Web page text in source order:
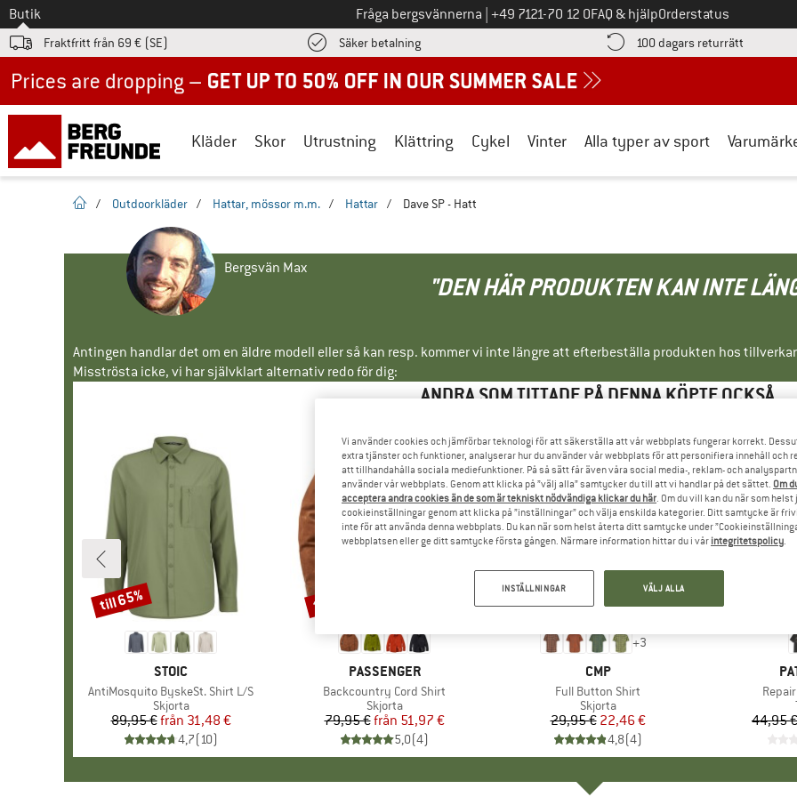
Till
Butik Fråga bergsvännerna Ring oss på
+49 7121-70 12 0FAQ & hjälpOrderstatus
Fraktfritt från 69 € (SE) Säker betalningHitta betalningsinformationen här! Öppnas i en inforuta
100 dagars returrätt Gå till
Kläder Skor Utrustning Klättring Cykel Vinter Alla typer av sport
Hemsida
/ Outdoorkläder / Hattar, mössor m.m. / Hattar / Dave SP - Hatt
Bergsvän Max
"DEN HÄR PRODUKTEN KAN INTE
Antingen handlar det om en äldre modell eller så kan resp. kommer vi inte längre att efterbeställa produkten hos
Misströsta icke, vi har självklart alternativ redo för dig:
ANDRA SOM TITTADE PÅ DENNA KÖPTE OCKSÅ
VARUMÄRKE
STOIC
Produkter
AntiMosquito ByskeSt. Shirt L/S
Produktgrupp
Skjorta
Pris
89,95 € Reducerat pris
från 31,48 €
4,7(10)
Rabatt
till 65%
VARUMÄRKE
PASSENGER
Produkter
Backcountry Cord Shirt
Produktgrupp
Skjorta
Pris
79,95 € Reducerat pris
från 51,97 €
5,0(4)
Rabatt
till 35%
+3
VARUMÄRKE
CMP
Produkter
Full Button Shirt
Produktgrupp
Skjorta
Pris
29,95 € Reducerat pris
22,46 €
4,8(4)
25%
44,95 €
Vi använder cookies och jämförbar teknologi för att säkerställa att vår webbplats fungerar korrekt.
extra tjänster och funktioner, analyserar hur du använder vår webbplats för att personifiera innehåll och
att tillhandahålla sociala mediefunktioner. På så sätt får även våra social media-, reklam- och
använder vår webbplats. Genom att klicka på ”välj alla” samtycker du till att vi handlar på det sättet. Om
acceptera andra cookies än de som är tekniskt nödvändiga klickar du här. Om du vill kan du när som
cookieinställningar genom att klicka på ”inställningar” och välja enskilda kategorier. Ditt samtycke är
inte för att använda denna webbplats. Du kan när som helst återta ditt samtycke under
webbplatsen eller ge ditt samtycke första gången. Närmare information hittar du i vår integritetspolicy.
INSTÄLLNINGAR VÄLJ ALLA